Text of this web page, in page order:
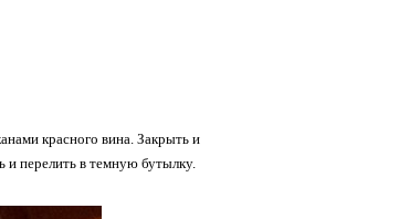
красного вина. Закрыть и
и перелить в темную бутылку.